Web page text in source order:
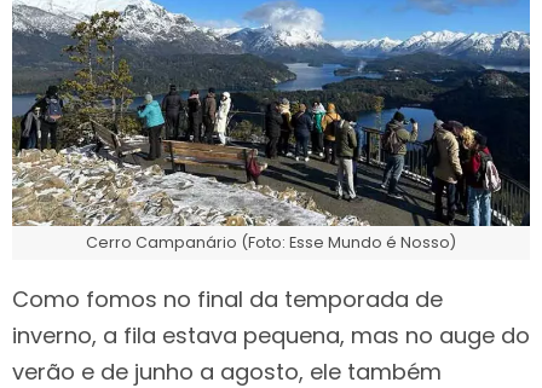
Cerro Campanário (Foto: Esse Mundo é Nosso)
Como fomos no final da temporada de
inverno, a fila estava pequena, mas no auge do
verão e de junho a agosto, ele também